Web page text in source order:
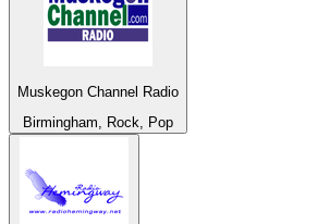
Muskegon Channel Radio
Birmingham, Rock, Pop